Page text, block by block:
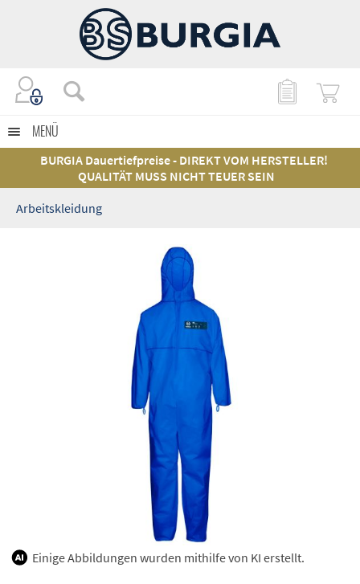
MENÜ
BURGIA Dauertiefpreise - DIREKT VOM HERSTELLER!
QUALITÄT MUSS NICHT TEUER SEIN
Arbeitskleidung
Einige Abbildungen wurden mithilfe von KI erstellt.